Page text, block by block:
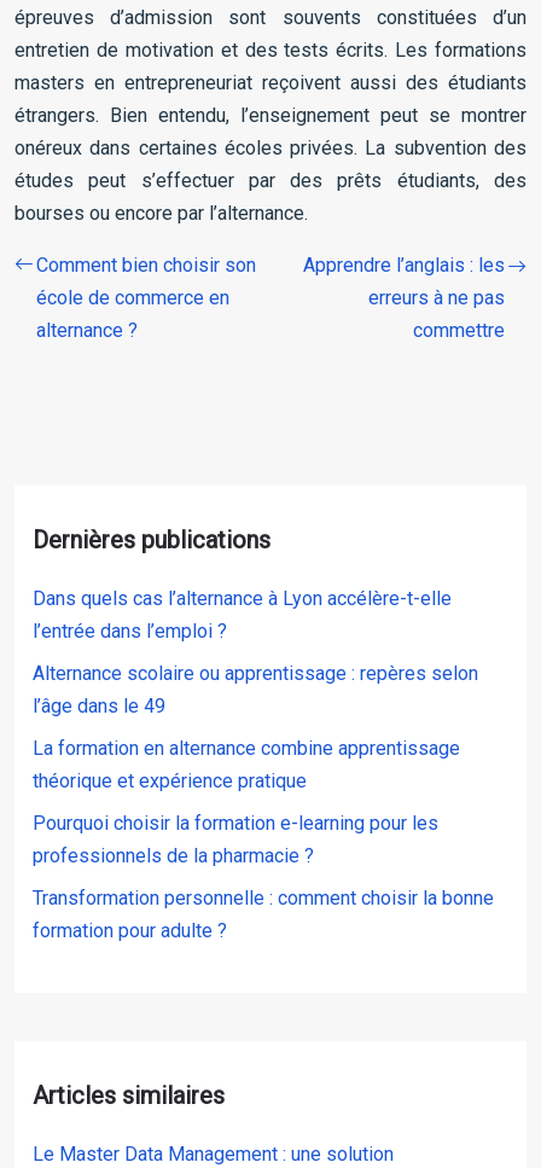
épreuves d’admission sont souvents constituées d’un
entretien de motivation et des tests écrits. Les formations
masters en entrepreneuriat reçoivent aussi des étudiants
étrangers. Bien entendu, l’enseignement peut se montrer
onéreux dans certaines écoles privées. La subvention des
études peut s’effectuer par des prêts étudiants, des
bourses ou encore par l’alternance.
Comment bien choisir son
école de commerce en
alternance ?
Apprendre l’anglais : les
erreurs à ne pas
commettre
Dernières publications
Dans quels cas l’alternance à Lyon accélère-t-elle
l’entrée dans l’emploi ?
Alternance scolaire ou apprentissage : repères selon
l’âge dans le 49
La formation en alternance combine apprentissage
théorique et expérience pratique
Pourquoi choisir la formation e-learning pour les
professionnels de la pharmacie ?
Transformation personnelle : comment choisir la bonne
formation pour adulte ?
Articles similaires
Le Master Data Management : une solution